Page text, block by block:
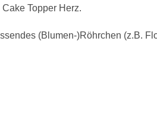
Topper Herz.
(Blumen-)Röhrchen (z.B.